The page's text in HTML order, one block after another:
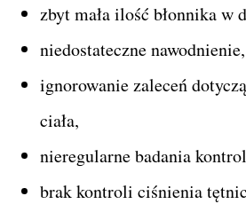
zbyt mała ilość błonnika w
niedostateczne nawodnienie,
ignorowanie zaleceń
ciała,
nieregularne badania
brak kontroli ciśnienia